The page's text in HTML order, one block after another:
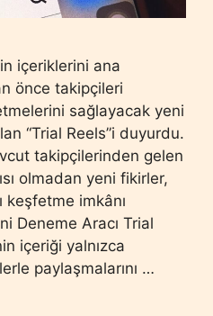
içeriklerini ana
önce takipçileri
sağlayacak yeni
“Trial Reels”i duyurdu.
takipçilerinden gelen
olmadan yeni fikirler,
keşfetme imkânı
Deneme Aracı Trial
içeriği yalnızca
paylaşmalarını …